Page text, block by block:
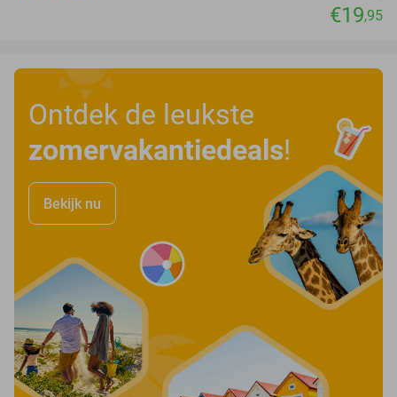
€19,95
Ontdek de leukste
zomervakantiedeals!
Bekijk nu